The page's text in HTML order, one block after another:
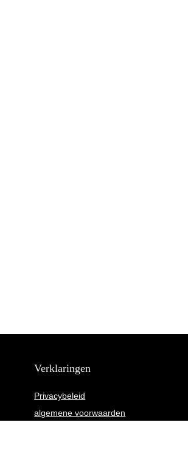
Verklaringen
Privacybeleid
algemene voorwaarden